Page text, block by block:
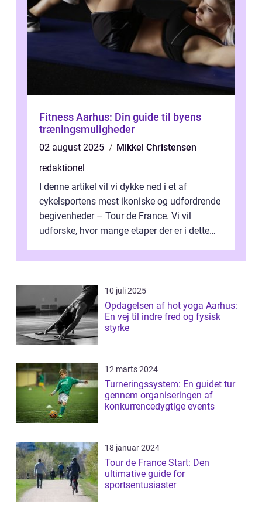
Fitness Aarhus: Din guide til byens
træningsmuligheder
02 august 2025
Mikkel Christensen
redaktionel
I denne artikel vil vi dykke ned i et af
cykelsportens mest ikoniske og udfordrende
begivenheder – Tour de France. Vi vil
udforske, hvor mange etaper der er i dette
10 juli 2025
Opdagelsen af hot yoga Aarhus:
En vej til indre fred og fysisk
styrke
12 marts 2024
Turneringssystem: En guidet tur
gennem organiseringen af
konkurrencedygtige events
18 januar 2024
Tour de France Start: Den
ultimative guide for
sportsentusiaster